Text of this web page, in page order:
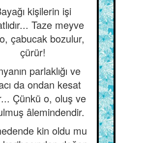
kişilerin işi
Taze meyve
çabucak bozulur,
çürür!
parlaklığı ve
da ondan kesat
Çünkü o, oluş ve
âlemindendir.
kin oldu mu